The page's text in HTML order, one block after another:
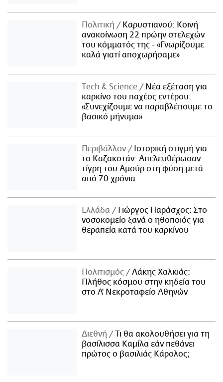
Πολιτική
Καρυστιανού: Κοινή
ανακοίνωση 22 πρώην στελεχών
του κόμματός της - «Γνωρίζουμε
καλά γιατί αποχωρήσαμε»
Τech & Science
Νέα εξέταση για
καρκίνο του παχέος εντέρου:
«Συνεχίζουμε να παραβλέπουμε το
βασικό μήνυμα»
Περιβάλλον
Ιστορική στιγμή για
το Καζακστάν: Απελευθέρωσαν
τίγρη του Αμούρ στη φύση μετά
από 70 χρόνια
Ελλάδα
Γιώργος Παράσχος: Στο
νοσοκομείο ξανά ο ηθοποιός για
θεραπεία κατά του καρκίνου
Πολιτισμός
Λάκης Χαλκιάς:
Πλήθος κόσμου στην κηδεία του
στο Α' Νεκροταφείο Αθηνών
Διεθνή
Τι θα ακολουθήσει για τη
βασίλισσα Καμίλα εάν πεθάνει
πρώτος ο βασιλιάς Κάρολος;